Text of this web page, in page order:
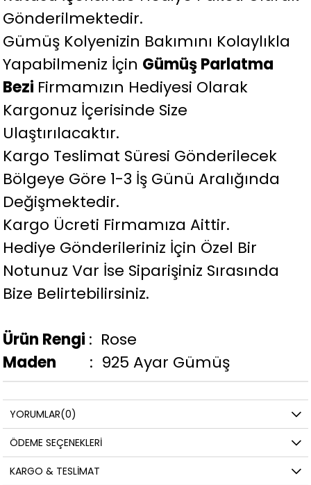
Gönderilmektedir.
Gümüş Kolyenizin Bakımını Kolaylıkla
Yapabilmeniz İçin Gümüş Parlatma
Bezi Firmamızın Hediyesi Olarak
Kargonuz İçerisinde Size
Ulaştırılacaktır.
Kargo Teslimat Süresi Gönderilecek
Bölgeye Göre 1-3 İş Günü Aralığında
Değişmektedir.
Kargo Ücreti Firmamıza Aittir.
Hediye Gönderileriniz İçin Özel Bir
Notunuz Var İse Siparişiniz Sırasında
Bize Belirtebilirsiniz.
Ürün Rengi : Rose
Maden : 925 Ayar Gümüş
YORUMLAR(0)
ÖDEME SEÇENEKLERI
KARGO & TESLIMAT